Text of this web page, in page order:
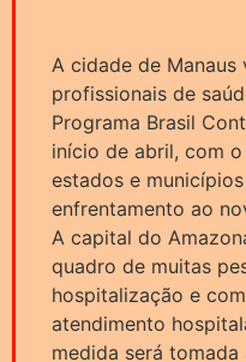
A cidade de
profissionais de
Programa Brasil
início de abril, com
estados e
enfrentamento ao
A capital do
quadro de muitas
hospitalização e
atendimento
medida será